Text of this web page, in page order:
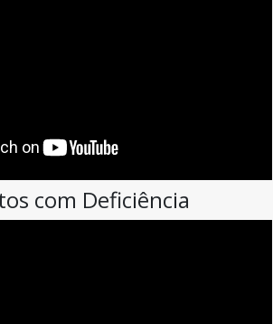
com Deficiência